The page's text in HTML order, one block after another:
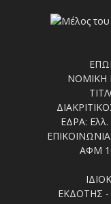
ΝΟΜΙΚΗ
ΕΔΡΑ: Ελλ.
ΑΦΜ
ΕΚΔΟΤΗΣ -